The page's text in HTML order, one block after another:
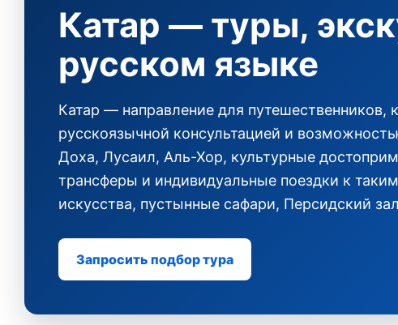
Катар — туры,
русском языке
Катар — направление для
русскоязычной консультацией и
Доха, Лусаил, Аль-Хор, культурные
трансферы и индивидуальные поездки к
искусства, пустынные сафари, Персидский
Запросить подбор тура